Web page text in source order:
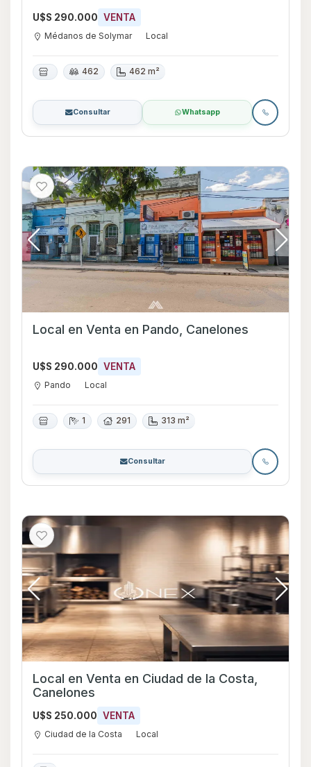
U$S 290.000 VENTA
Médanos de Solymar Local
462 462 m²
Consultar Whatsapp
Local en Venta en Pando, Canelones
U$S 290.000 VENTA
Pando Local
1 291 313 m²
Consultar
Local en Venta en Ciudad de la Costa,
Canelones
U$S 250.000 VENTA
Ciudad de la Costa Local